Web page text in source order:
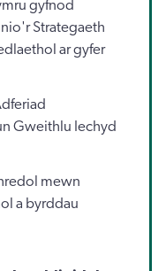
gyfnod
Strategaeth
ar gyfer
Gweithlu Iechyd
mewn
a byrddau